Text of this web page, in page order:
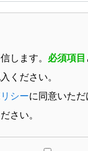
します。 必須項目
ください。
シーに同意いただ
さい。